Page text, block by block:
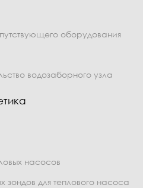
оборудования
водозаборного узла
насосов
зондов для теплового насоса